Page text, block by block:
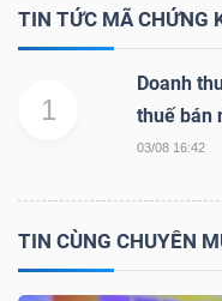
TIN TỨC MÃ CHỨNG
1
Doanh
thuế bán
03/08 16:42
TIN CÙNG CHUYÊN
thông